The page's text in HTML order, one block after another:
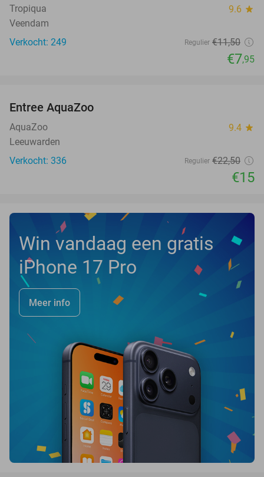
Tropiqua 9.6 star
Veendam
Verkocht: 249
Regulier €11,50
€7,95
TODAY
Entree AquaZoo
AquaZoo 9.4 star
Leeuwarden
Verkocht: 336
Regulier €22,50
€15
Win vandaag een gratis
iPhone 17 Pro
Meer info